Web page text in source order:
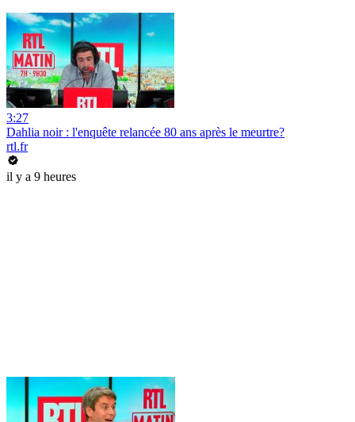
3:27
Dahlia noir : l'enquête relancée 80 ans après le meurtre?
rtl.fr
il y a 9 heures